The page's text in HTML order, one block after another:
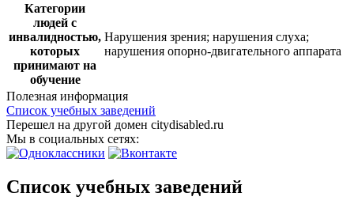
Категории
людей с
инвалидностью,
которых
принимают на
обучение
Нарушения зрения; нарушения слуха;
нарушения опорно-двигательного аппарата
Полезная информация
Список учебных заведений
Перешел на другой домен citydisabled.ru
Мы в социальных сетях:
Список учебных заведений